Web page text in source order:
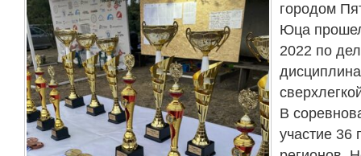
городом
Юца
2022 по
В
участие 36